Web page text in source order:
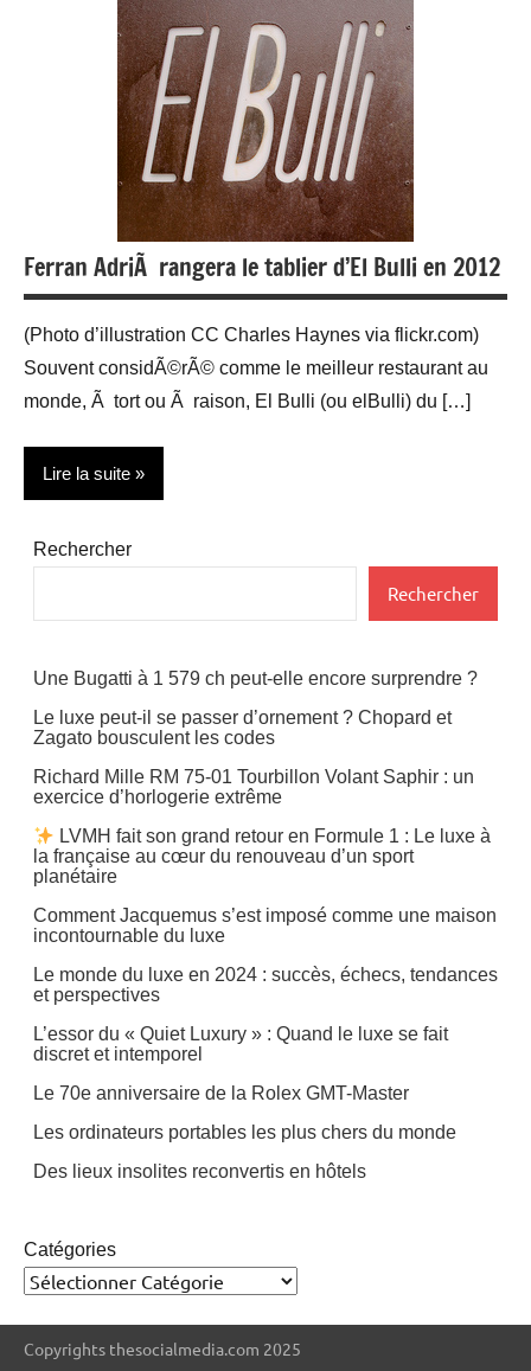
Gastronomie
Restauration
Ferran AdriÃ rangera le tablier d’El Bulli en 2012
(Photo d’illustration CC Charles Haynes via flickr.com)
Souvent considÃ©rÃ© comme le meilleur restaurant au
monde, Ã tort ou Ã raison, El Bulli (ou elBulli) du […]
Lire la suite
Actualité
Rechercher
Rechercher
Une Bugatti à 1 579 ch peut-elle encore surprendre ?
Le luxe peut-il se passer d’ornement ? Chopard et
Zagato bousculent les codes
Richard Mille RM 75-01 Tourbillon Volant Saphir : un
exercice d’horlogerie extrême
LVMH fait son grand retour en Formule 1 : Le luxe à
la française au cœur du renouveau d’un sport
planétaire
Comment Jacquemus s’est imposé comme une maison
incontournable du luxe
Le monde du luxe en 2024 : succès, échecs, tendances
et perspectives
L’essor du « Quiet Luxury » : Quand le luxe se fait
discret et intemporel
Le 70e anniversaire de la Rolex GMT-Master
Les ordinateurs portables les plus chers du monde
Des lieux insolites reconvertis en hôtels
Catégories
Copyrights thesocialmedia.com 2025